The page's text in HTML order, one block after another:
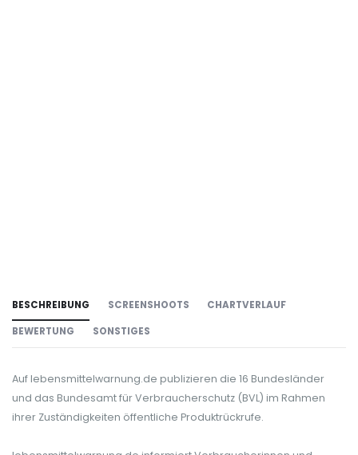
BESCHREIBUNG SCREENSHOOTS CHARTVERLAUF
BEWERTUNG SONSTIGES
Auf lebensmittelwarnung.de publizieren die 16 Bundesländer
und das Bundesamt für Verbraucherschutz (BVL) im Rahmen
ihrer Zuständigkeiten öffentliche Produktrückrufe.